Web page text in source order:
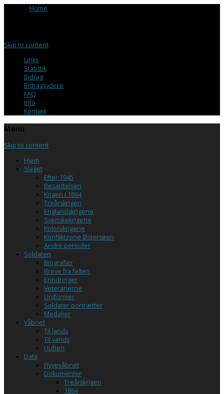
Home
Skip to content
Links
Statistik
Bidrag
Bidragsydere
FAQ
Info
Kontakt
Menu
Skip to content
Hjem
Slaget
Efter 1945
Besættelsen
Krigen i 1864
Treårskrigen
Englandskrigene
Svenskekrigene
Kolonikrigene
Konfliktzone Østersøen
Andre perioder
Soldaten
Biografier
Breve fra felten
Erindringer
Veteranerne
Uniformer
Soldater portrætter
Medaljer
Våbnet
Til lands
Til vands
I luften
Data
Flyvevåbnet
Dokumenter
Treårskrigen
1864